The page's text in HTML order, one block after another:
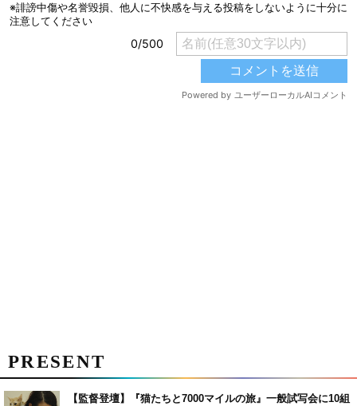
PRESENT
【監督登壇】『猫たちと7000マイルの旅』一般試写会に10組